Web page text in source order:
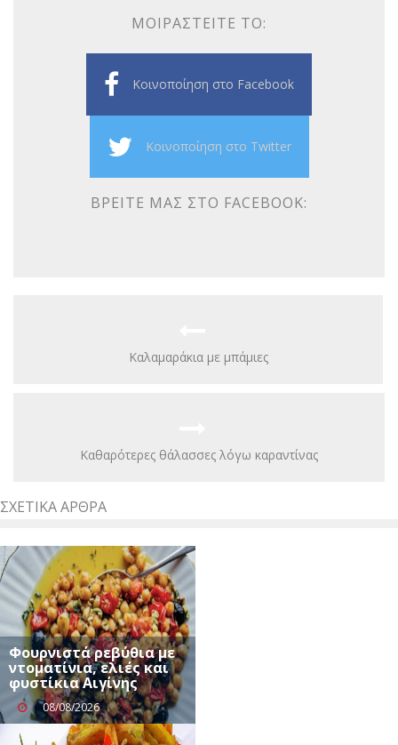
ΜΟΙΡΑΣΤΕΊΤΕ ΤΟ:
Κοινοποίηση στο Facebook
Κοινοποίηση στο Twitter
ΒΡΕΊΤΕ ΜΑΣ ΣΤΟ FACEBOOK:
Καλαμαράκια με μπάμιες
Καθαρότερες θάλασσες λόγω καραντίνας
ΣΧΕΤΙΚΆ ΆΡΘΡΑ
Φουρνιστά ρεβύθια με
ντοματίνια, ελιές και
φυστίκια Αιγίνης
08/08/2026